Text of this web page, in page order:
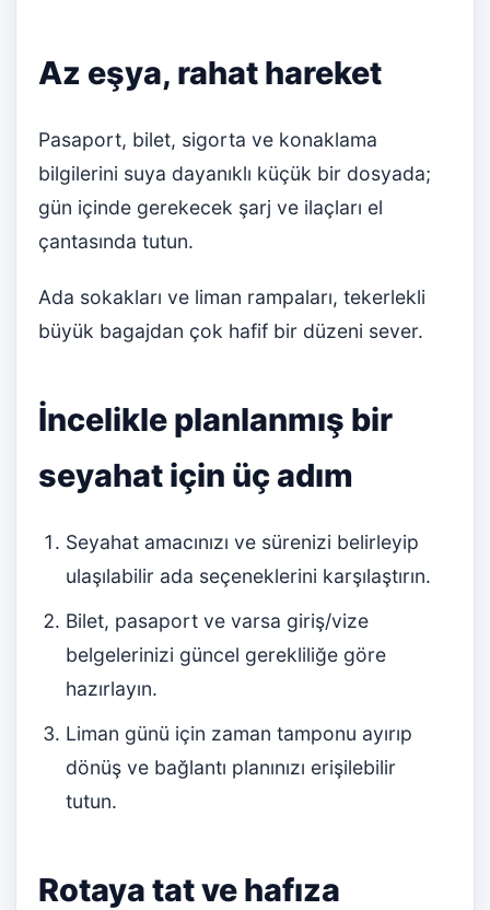
Az eşya, rahat hareket
Pasaport, bilet, sigorta ve konaklama
bilgilerini suya dayanıklı küçük bir dosyada;
gün içinde gerekecek şarj ve ilaçları el
çantasında tutun.
Ada sokakları ve liman rampaları, tekerlekli
büyük bagajdan çok hafif bir düzeni sever.
İncelikle planlanmış bir
seyahat için üç adım
Seyahat amacınızı ve sürenizi belirleyip
ulaşılabilir ada seçeneklerini karşılaştırın.
Bilet, pasaport ve varsa giriş/vize
belgelerinizi güncel gerekliliğe göre
hazırlayın.
Liman günü için zaman tamponu ayırıp
dönüş ve bağlantı planınızı erişilebilir
tutun.
Rotaya tat ve hafıza